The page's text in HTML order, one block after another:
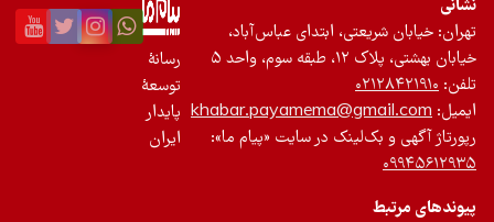
خیابان شریعتی، ابتدای عباس‌آباد،
بهشتی، پلاک ۱۲، طبقه سوم، واحد ۵
۰۲۱۲۸۴۲۱۹۱۰
khabar.payamema@gmail.com
آگهی و بک‌لینک در سایت «پیام ما»:
مرتبط
رسانۀ
توسعۀ
پایدار
ایران